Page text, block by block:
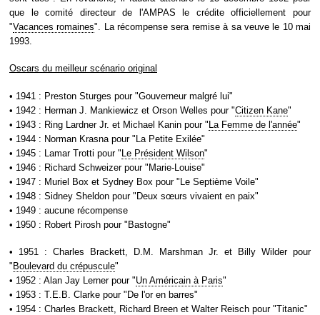
que le comité directeur de l'AMPAS le crédite officiellement pour
"Vacances romaines". La récompense sera remise à sa veuve le 10 mai
1993.
Oscars du meilleur scénario original
• 1941 : Preston Sturges pour "Gouverneur malgré lui"
• 1942 : Herman J. Mankiewicz et Orson Welles pour "Citizen Kane"
• 1943 : Ring Lardner Jr. et Michael Kanin pour "La Femme de l'année"
• 1944 : Norman Krasna pour "La Petite Exilée"
• 1945 : Lamar Trotti pour "Le Président Wilson"
• 1946 : Richard Schweizer pour "Marie-Louise"
• 1947 : Muriel Box et Sydney Box pour "Le Septième Voile"
• 1948 : Sidney Sheldon pour "Deux sœurs vivaient en paix"
• 1949 : aucune récompense
• 1950 : Robert Pirosh pour "Bastogne"
• 1951 : Charles Brackett, D.M. Marshman Jr. et Billy Wilder pour
" Boulevard du crépuscule"
• 1952 : Alan Jay Lerner pour "Un Américain à Paris"
• 1953 : T.E.B. Clarke pour "De l'or en barres"
• 1954 : Charles Brackett, Richard Breen et Walter Reisch pour "Titanic"